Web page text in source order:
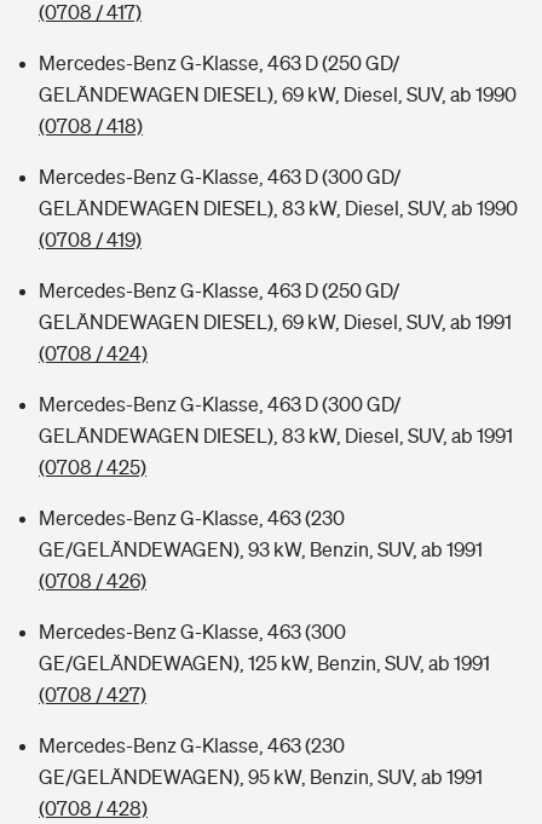
(0708 / 417)
Mercedes-Benz G-Klasse, 463 D (250 GD/
GELÄNDEWAGEN DIESEL), 69 kW, Diesel, SUV, ab 1990
(0708 / 418)
Mercedes-Benz G-Klasse, 463 D (300 GD/
GELÄNDEWAGEN DIESEL), 83 kW, Diesel, SUV, ab 1990
(0708 / 419)
Mercedes-Benz G-Klasse, 463 D (250 GD/
GELÄNDEWAGEN DIESEL), 69 kW, Diesel, SUV, ab 1991
(0708 / 424)
Mercedes-Benz G-Klasse, 463 D (300 GD/
GELÄNDEWAGEN DIESEL), 83 kW, Diesel, SUV, ab 1991
(0708 / 425)
Mercedes-Benz G-Klasse, 463 (230
GE/GELÄNDEWAGEN), 93 kW, Benzin, SUV, ab 1991
(0708 / 426)
Mercedes-Benz G-Klasse, 463 (300
GE/GELÄNDEWAGEN), 125 kW, Benzin, SUV, ab 1991
(0708 / 427)
Mercedes-Benz G-Klasse, 463 (230
GE/GELÄNDEWAGEN), 95 kW, Benzin, SUV, ab 1991
(0708 / 428)